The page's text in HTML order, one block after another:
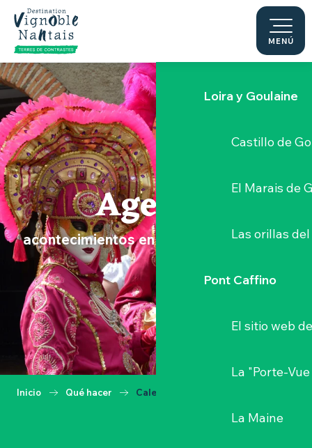
Aller
contenu
principal
MENÚ
Le Moulin du
Sèvre
Loira y Goulaine
Castillo de
El Marais de
Las orillas
Pont Caffino
El sitio web
La "Porte-Vue
La Maine
Agenda
acontecimientos en el Vignoble Nantais
Inicio Qué hacer Calendario